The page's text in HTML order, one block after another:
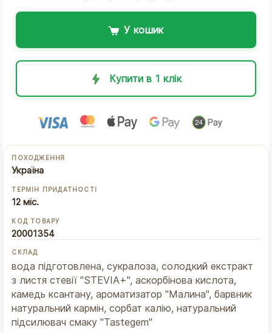
У кошик
Купити в 1 клік
ПОХОДЖЕННЯ
Україна
ТЕРМІН ПРИДАТНОСТІ
12 міс.
КОД ТОВАРУ
20001354
СКЛАД
вода підготовлена, сукралоза, солодкий екстракт
з листя стевії "STEVIA+", аскорбінова кислота,
камедь ксантану, ароматизатор "Малина", барвник
натуральний кармін, сорбат калію, натуральний
підсилювач смаку "Tastegem"